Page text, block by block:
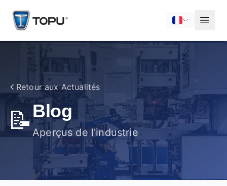
Retour aux Actualités
📝Blog
Aperçus de l'industrie